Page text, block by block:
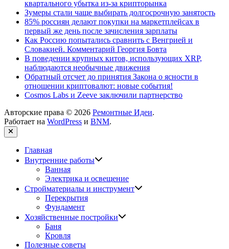
квартального убытка из-за крипторынка
Зумеры стали чаще выбирать долгосрочную занятость
85% россиян делают покупки на маркетплейсах в
первый же день после зачисления зарплаты
Как Россию попытались сравнить с Венгрией и
Словакией. Комментарий Георгия Бовта
В поведении крупных китов, использующих XRP,
наблюдаются необычные движения
Обратный отсчет до принятия Закона о ясности в
отношении криптовалют: новые события!
Cosmos Labs и Zeeve заключили партнерство
Авторские права © 2026 Ремонтные Идеи.
Работает на WordPress и BNM.
Закрыть
Главная
Внутренние работы
Ванная
Электрика и освещение
Стройматериалы и инструмент
Перекрытия
Фундамент
Хозяйственные постройки
Баня
Кровля
Полезные советы